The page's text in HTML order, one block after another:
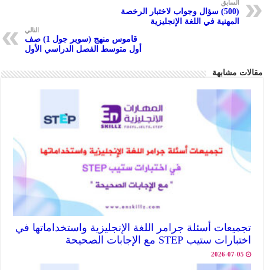
k
A
p
m
السابق
(500) سؤال وجواب لاختبار الرخصة
المهنية في اللغة الإنجليزية
التالي
قاموس منهج (سوبر جول 1) صف
أول متوسط الفصل الدراسي الأول
مقالات مشابهة
تجميعات أسئلة جرامر اللغة الإنجليزية واستخداماتها في
اختبارات ستيب STEP مع الإجابات الصحيحة
2026-07-05